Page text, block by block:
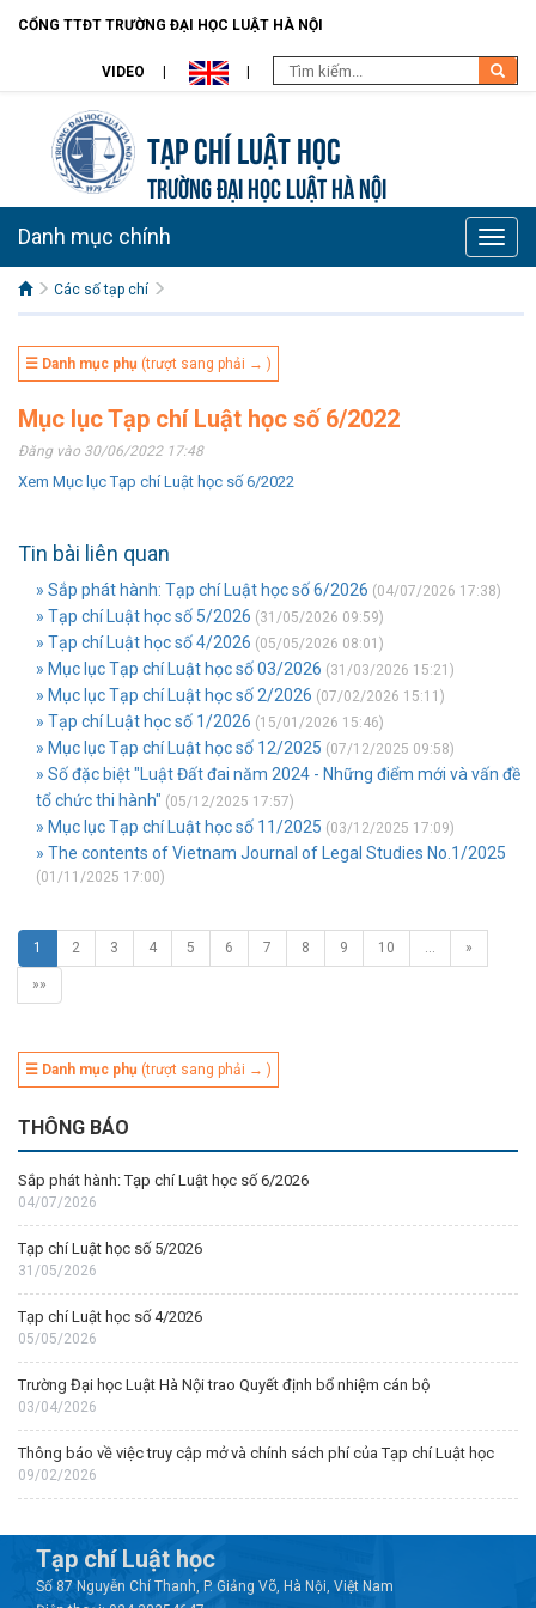
CỔNG TTĐT TRƯỜNG ĐẠI HỌC LUẬT HÀ NỘI
VIDEO
Tạp chí Luật học
TRƯỜNG ĐẠI HỌC LUẬT HÀ NỘI
Toggle
Danh mục chính
Các số tạp chí
☰ Danh mục phụ (trượt sang phải → )
Mục lục Tạp chí Luật học số 6/2022
Đăng vào 30/06/2022 17:48
Xem Mục lục Tạp chí Luật học số 6/2022
Tin bài liên quan
» Sắp phát hành: Tạp chí Luật học số 6/2026 (04/07/2026 17:38)
» Tạp chí Luật học số 5/2026 (31/05/2026 09:59)
» Tạp chí Luật học số 4/2026 (05/05/2026 08:01)
» Mục lục Tạp chí Luật học số 03/2026 (31/03/2026 15:21)
» Mục lục Tạp chí Luật học số 2/2026 (07/02/2026 15:11)
» Tạp chí Luật học số 1/2026 (15/01/2026 15:46)
» Mục lục Tạp chí Luật học số 12/2025 (07/12/2025 09:58)
» Số đặc biệt "Luật Đất đai năm 2024 - Những điểm mới và vấn đề
tổ chức thi hành" (05/12/2025 17:57)
» Mục lục Tạp chí Luật học số 11/2025 (03/12/2025 17:09)
» The contents of Vietnam Journal of Legal Studies No.1/2025
(01/11/2025 17:00)
1 2 3 4 5 6 7 8 9 10 … »
»»
☰ Danh mục phụ (trượt sang phải → )
THÔNG BÁO
Sắp phát hành: Tạp chí Luật học số 6/2026
04/07/2026
Tạp chí Luật học số 5/2026
31/05/2026
Tạp chí Luật học số 4/2026
05/05/2026
Trường Đại học Luật Hà Nội trao Quyết định bổ nhiệm cán bộ
03/04/2026
Thông báo về việc truy cập mở và chính sách phí của Tạp chí Luật học
09/02/2026
Tạp chí Luật học
Số 87 Nguyễn Chí Thanh, P. Giảng Võ, Hà Nội, Việt Nam